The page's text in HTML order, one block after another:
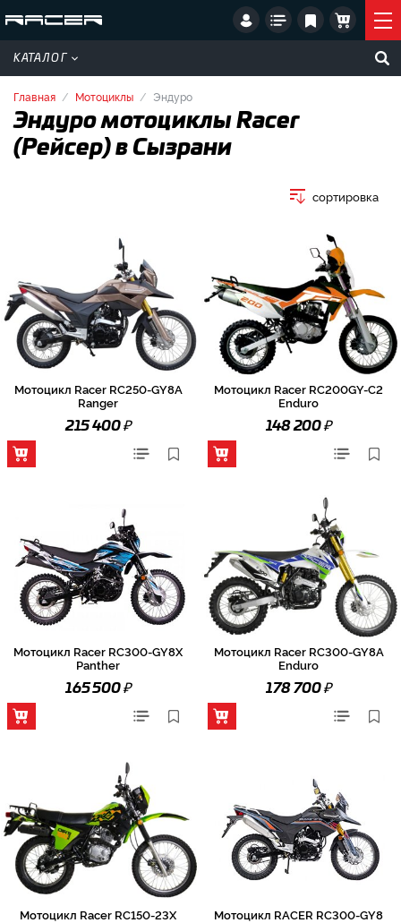
КАТАЛОГ
Главная Мотоциклы Эндуро
Эндуро мотоциклы Racer
(Рейсер) в Сызрани
сортировка
Мотоцикл Racer RC250-GY8A
Ranger
215 400₽
Мотоцикл Racer RC200GY-C2
Enduro
148 200₽
Мотоцикл Racer RC300-GY8X
Panther
165 500₽
Мотоцикл Racer RC300-GY8A
Enduro
178 700₽
Мотоцикл Racer RC150-23X
Мотоцикл RACER RC300-GY8